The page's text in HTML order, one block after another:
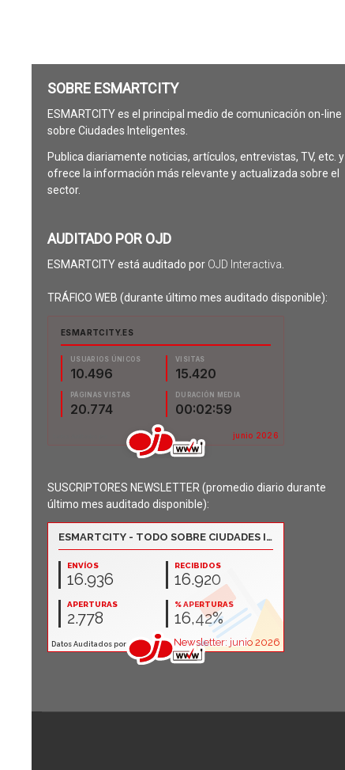
SOBRE ESMARTCITY
ESMARTCITY es el principal medio de comunicación on-line
sobre Ciudades Inteligentes.
Publica diariamente noticias, artículos, entrevistas, TV, etc. y
ofrece la información más relevante y actualizada sobre el
sector.
AUDITADO POR OJD
ESMARTCITY está auditado por OJD Interactiva
TRÁFICO WEB (durante último mes auditado disponible):
SUSCRIPTORES NEWSLETTER (promedio diario durante
último mes auditado disponible):